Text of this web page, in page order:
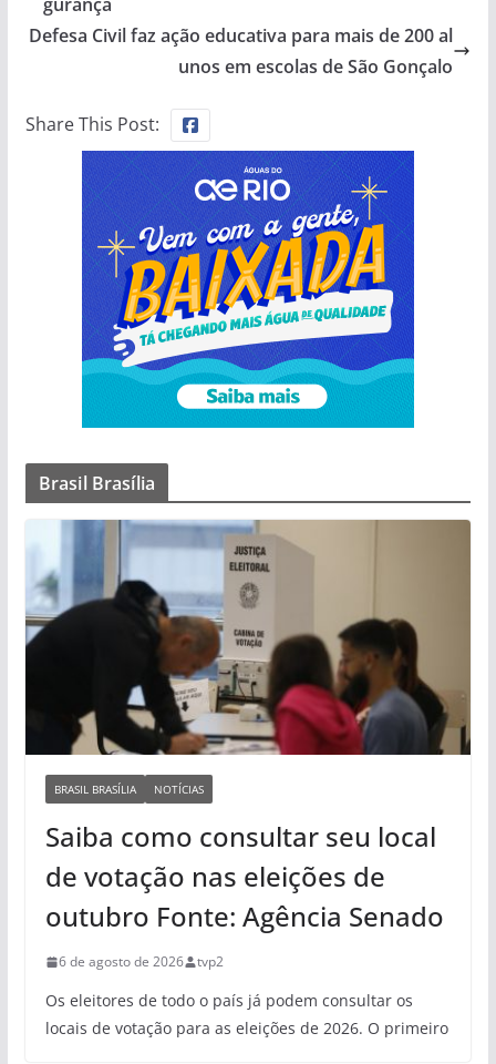
gurança
Defesa Civil faz ação educativa para mais de 200 al
unos em escolas de São Gonçalo
Share This Post:
Brasil Brasília
BRASIL BRASÍLIA NOTÍCIAS
Saiba como consultar seu local
de votação nas eleições de
outubro Fonte: Agência Senado
6 de agosto de 2026 tvp2
Os eleitores de todo o país já podem consultar os
locais de votação para as eleições de 2026. O primeiro